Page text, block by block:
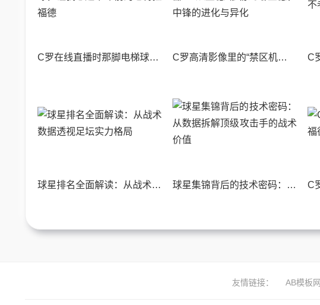
C罗在线直播时那脚电梯球，让我想起十年前的老特拉福德 C罗高清影像里的“禁区机器”：从盖德·穆勒到哈兰德，中锋的进化与异化
球星排名全面解读：从战术数据透视足坛实力格局 球星集锦背后的技术密码：从数据拆解顶级攻击手的战术价值
友情链接： AB模板网